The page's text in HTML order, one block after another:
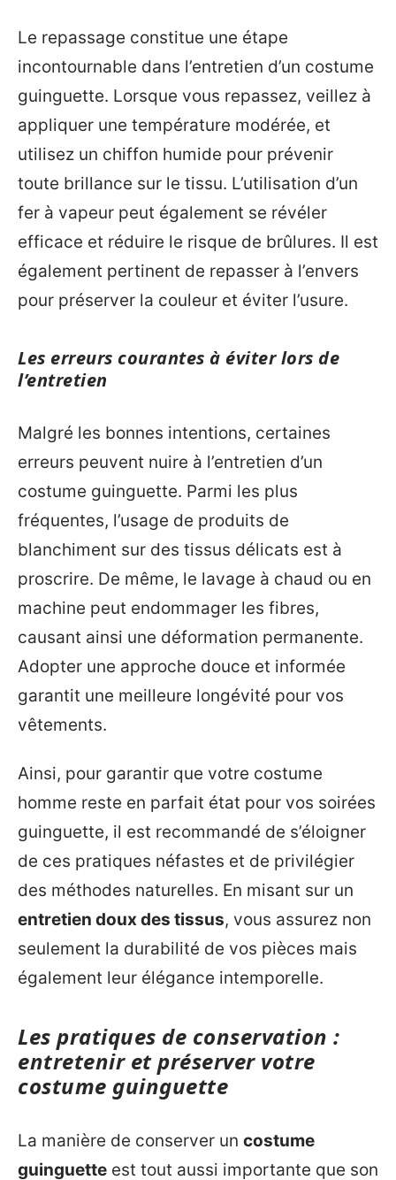
Le repassage constitue une étape
incontournable dans l’entretien d’un costume
guinguette. Lorsque vous repassez, veillez à
appliquer une température modérée, et
utilisez un chiffon humide pour prévenir
toute brillance sur le tissu. L’utilisation d’un
fer à vapeur peut également se révéler
efficace et réduire le risque de brûlures. Il est
également pertinent de repasser à l’envers
pour préserver la couleur et éviter l’usure.
Les erreurs courantes à éviter lors de
l’entretien
Malgré les bonnes intentions, certaines
erreurs peuvent nuire à l’entretien d’un
costume guinguette. Parmi les plus
fréquentes, l’usage de produits de
blanchiment sur des tissus délicats est à
proscrire. De même, le lavage à chaud ou en
machine peut endommager les fibres,
causant ainsi une déformation permanente.
Adopter une approche douce et informée
garantit une meilleure longévité pour vos
vêtements.
Ainsi, pour garantir que votre costume
homme reste en parfait état pour vos soirées
guinguette, il est recommandé de s’éloigner
de ces pratiques néfastes et de privilégier
des méthodes naturelles. En misant sur un
entretien doux des tissus, vous assurez non
seulement la durabilité de vos pièces mais
également leur élégance intemporelle.
Les pratiques de conservation :
entretenir et préserver votre
costume guinguette
La manière de conserver un costume
guinguette est tout aussi importante que son